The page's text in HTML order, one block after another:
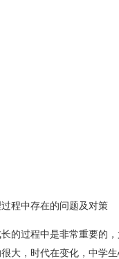
程中存在的问题及对策
过程中是非常重要的，
大，时代在变化，中学